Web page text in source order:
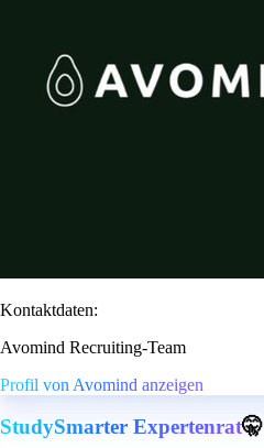
Kontaktdaten:
Avomind Recruiting-Team
Profil von Avomind anzeigen
StudySmarter Expertenrat🤫